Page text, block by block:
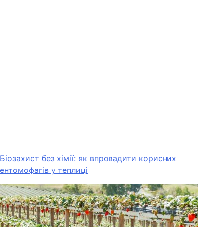
Біозахист без хімії: як впровадити корисних
ентомофагів у теплиці